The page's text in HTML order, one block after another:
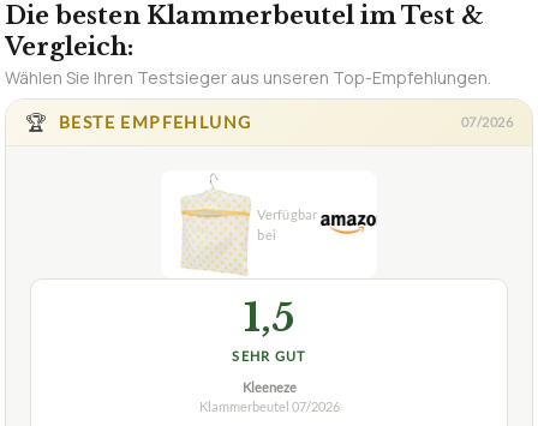
Die besten Klammerbeutel im Test &
Vergleich:
Wählen Sie Ihren Testsieger aus unseren Top-Empfehlungen.
🏆
BESTE EMPFEHLUNG 07/2026
1,5
SEHR GUT
Kleeneze
Klammerbeutel 07/2026